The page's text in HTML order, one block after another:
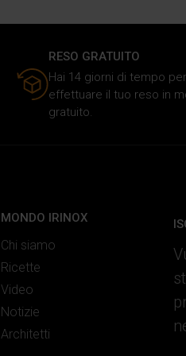
RESO GRATUITO
Hai 14 giorni di tempo per
effettuare il tuo reso in
gratuito.
MONDO IRINOX
Chi siamo
Ricette
Video
Notizie
Architetti